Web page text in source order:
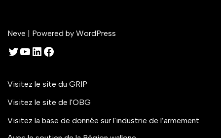
Neve | Powered by WordPress
Visitez le site du GRIP
Visitez le site de l'OBG
Visitez la base de donnée sur l'industrie de l’armement